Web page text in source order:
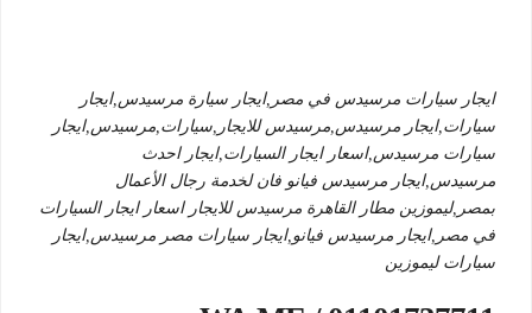
ايجار سيارات مرسيدس في مصر,ايجار سيارة مرسيدس,ايجار
سيارات,ايجار مرسيدس,مرسيدس للايجار,سيارات,مرسيدس,ايجار
سيارات مرسيدس,اسعار ايجار السيارات,ايجار احدث
مرسيدس,ايجار مرسيدس فيانو فان لخدمة رجال الأعمال
بمصر,ليموزين مطار القاهرة مرسيدس للايجار اسعار ايجار السيارات
في مصر,ايجار مرسيدس فيانو,ايجار سيارات مصر مرسيدس,ايجار
سيارات ليموزين